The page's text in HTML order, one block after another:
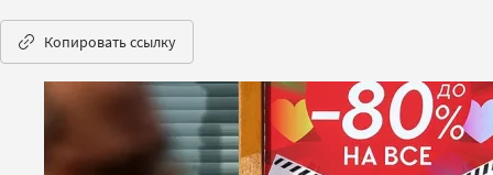
Копировать ссылку